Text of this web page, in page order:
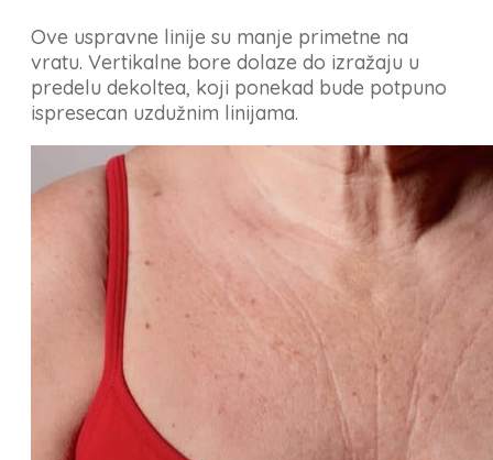
Ove uspravne linije su manje primetne na
vratu. Vertikalne bore dolaze do izražaju u
predelu dekoltea, koji ponekad bude potpuno
ispresecan uzdužnim linijama.